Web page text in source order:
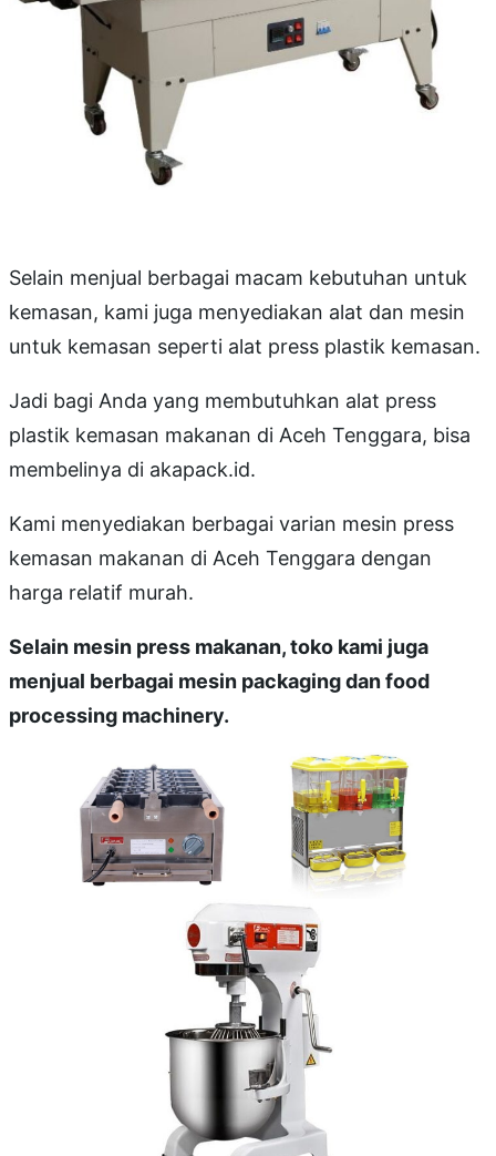
Selain menjual berbagai macam kebutuhan untuk
kemasan, kami juga menyediakan alat dan mesin
untuk kemasan seperti alat press plastik kemasan.
Jadi bagi Anda yang membutuhkan alat press
plastik kemasan makanan di Aceh Tenggara, bisa
membelinya di akapack.id.
Kami menyediakan berbagai varian mesin press
kemasan makanan di Aceh Tenggara dengan
harga relatif murah.
Selain mesin press makanan, toko kami juga
menjual berbagai mesin packaging dan food
processing machinery.